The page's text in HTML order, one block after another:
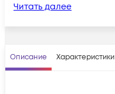
Читать далее
Описание Характеристики